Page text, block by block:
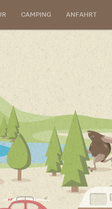
CAMPING ANFAHRT